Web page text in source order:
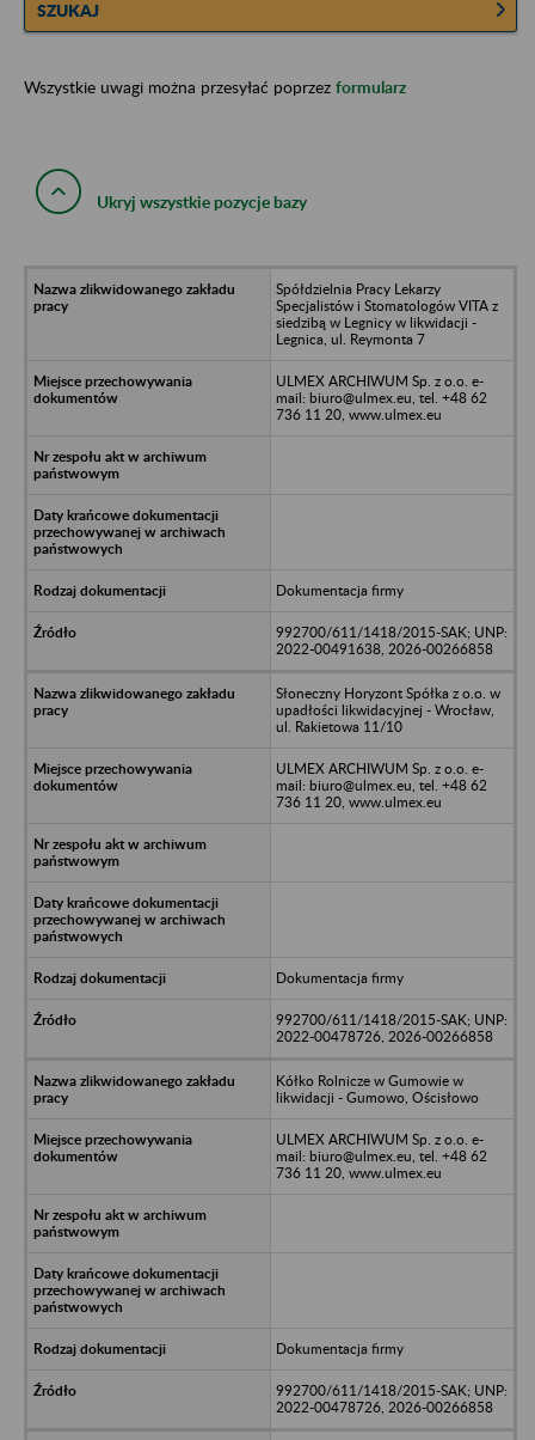
SZUKAJ
Wszystkie uwagi można przesyłać poprzez formularz
Ukryj wszystkie pozycje bazy
Spółdzielnia Pracy Lekarzy
Specjalistów i Stomatologów VITA z
siedzibą w Legnicy w likwidacji -
Legnica, ul. Reymonta 7
ULMEX ARCHIWUM Sp. z o.o. e-
mail: biuro@ulmex.eu, tel. +48 62
736 11 20, www.ulmex.eu
Dokumentacja firmy
992700/611/1418/2015-SAK; UNP:
2022-00491638, 2026-00266858
Słoneczny Horyzont Spółka z o.o. w
upadłości likwidacyjnej - Wrocław,
ul. Rakietowa 11/10
ULMEX ARCHIWUM Sp. z o.o. e-
mail: biuro@ulmex.eu, tel. +48 62
736 11 20, www.ulmex.eu
Dokumentacja firmy
992700/611/1418/2015-SAK; UNP:
2022-00478726, 2026-00266858
Kółko Rolnicze w Gumowie w
likwidacji - Gumowo, Ościsłowo
ULMEX ARCHIWUM Sp. z o.o. e-
mail: biuro@ulmex.eu, tel. +48 62
736 11 20, www.ulmex.eu
Dokumentacja firmy
992700/611/1418/2015-SAK; UNP:
2022-00478726, 2026-00266858